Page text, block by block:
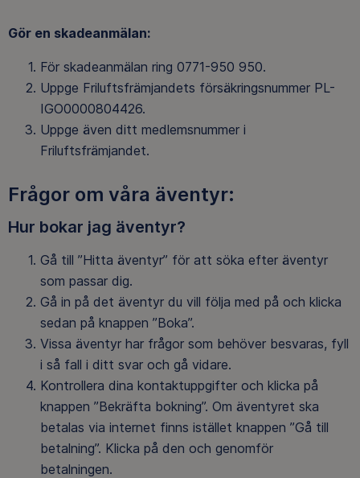
Gör en skadeanmälan:
För skadeanmälan ring 0771-950 950.
Uppge Friluftsfrämjandets försäkringsnummer PL-
IGO0000804426.
Uppge även ditt medlemsnummer i
Friluftsfrämjandet.
Frågor om våra äventyr:
Hur bokar jag äventyr?
Gå till ”Hitta äventyr” för att söka efter äventyr
som passar dig.
Gå in på det äventyr du vill följa med på och klicka
sedan på knappen ”Boka”.
Vissa äventyr har frågor som behöver besvaras, fyll
i så fall i ditt svar och gå vidare.
Kontrollera dina kontaktuppgifter och klicka på
knappen ”Bekräfta bokning”. Om äventyret ska
betalas via internet finns istället knappen ”Gå till
betalning”. Klicka på den och genomför
betalningen.